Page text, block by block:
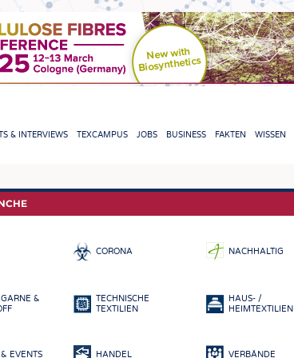
& INTERVIEWS TEXCAMPUS JOBS BUSINESS FAKTEN WISSEN
TEXTILE LEADERSHIP
CORONA NACHHALTIG
&
TECHNISCHE
TEXTILIEN
HAUS- /
HEIMTEXTILIEN
EVENTS HANDEL VERBÄNDE